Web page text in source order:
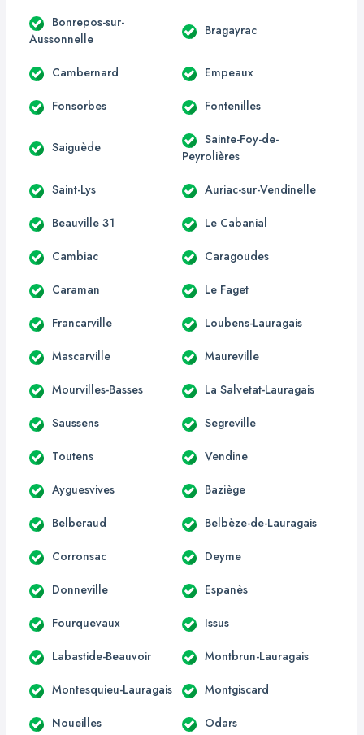
Bonrepos-sur-
Aussonnelle
Bragayrac
Cambernard Empeaux
Fonsorbes Fontenilles
Saiguède
Sainte-Foy-de-
Peyrolières
Saint-Lys Auriac-sur-Vendinelle
Beauville 31 Le Cabanial
Cambiac Caragoudes
Caraman Le Faget
Francarville Loubens-Lauragais
Mascarville Maureville
Mourvilles-Basses La Salvetat-Lauragais
Saussens Segreville
Toutens Vendine
Ayguesvives Baziège
Belberaud Belbèze-de-Lauragais
Corronsac Deyme
Donneville Espanès
Fourquevaux Issus
Labastide-Beauvoir Montbrun-Lauragais
Montesquieu-Lauragais Montgiscard
Noueilles Odars